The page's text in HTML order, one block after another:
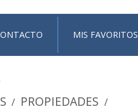
MIS FAVORITOS
/ PROPIEDADES /